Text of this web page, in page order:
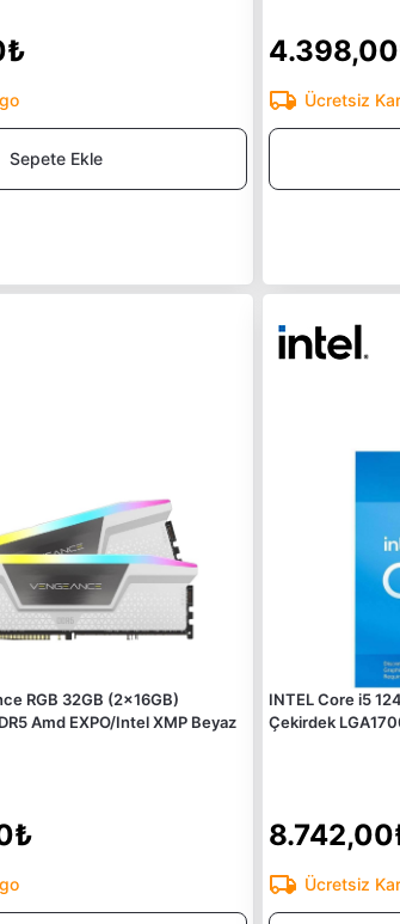
Sepete Ekle
Ücretsiz
RGB 32GB (2x16GB)
Amd EXPO/Intel XMP Beyaz
INTEL Core i5
Çekirdek
Ücretsiz